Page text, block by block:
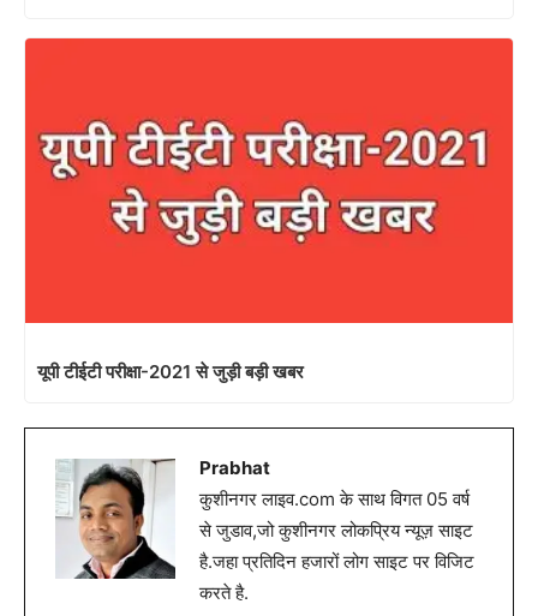
यूपी टीईटी परीक्षा-2021 से जुड़ी बड़ी खबर
Prabhat
कुशीनगर लाइव.com के साथ विगत 05 वर्ष
से जुडाव,जो कुशीनगर लोकप्रिय न्यूज़ साइट
है.जहा प्रतिदिन हजारों लोग साइट पर विजिट
करते है.